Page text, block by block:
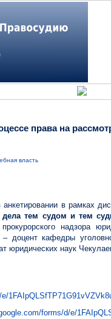
права на
власть
в рамках
тем судом и тем
надзора
доцент кафедры
наук
forms/d/e/